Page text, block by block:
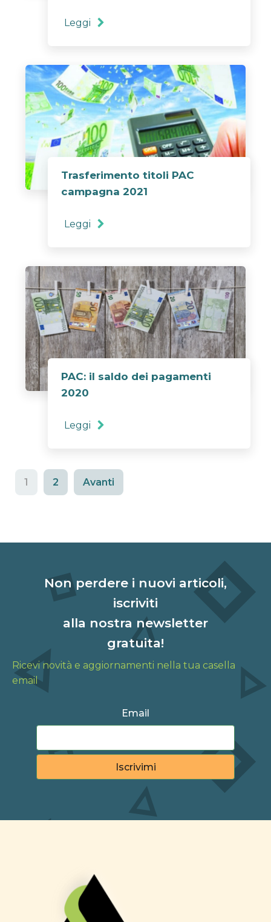
Leggi
Trasferimento titoli PAC
campagna 2021
Leggi
PAC: il saldo dei pagamenti
2020
Leggi
1 2 Avanti
Non perdere i nuovi articoli,
iscriviti
alla nostra newsletter
gratuita!
Ricevi novità e aggiornamenti nella tua casella
email
Email